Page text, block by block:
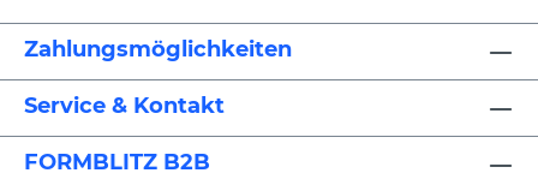
Zahlungsmöglichkeiten
Service & Kontakt
FORMBLITZ B2B